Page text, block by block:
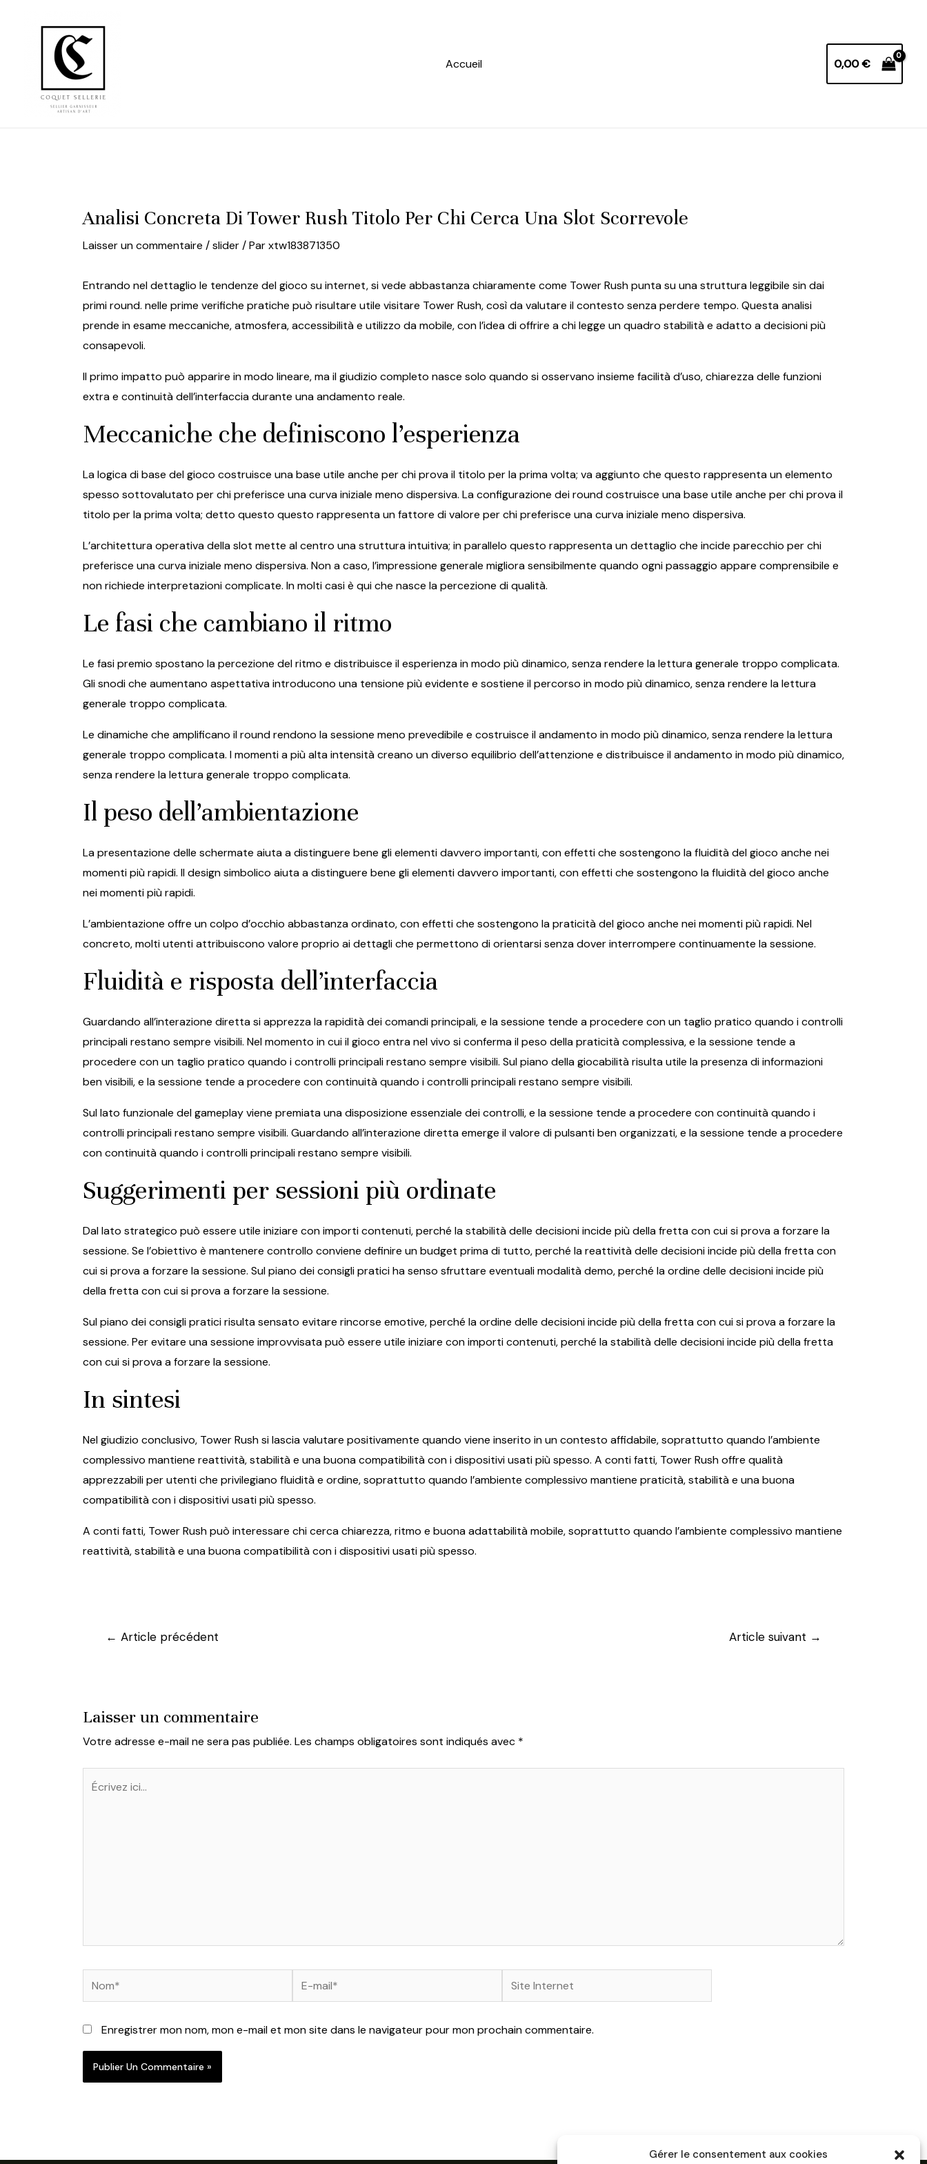
Gérer le consentement aux cookies
Accueil
0,00€
Analisi Concreta Di Tower Rush Titolo Per Chi Cerca Una Slot Scorrevole
Laisser un commentaire /slider/ Parxtw183871350
Entrando nel dettaglio le tendenze del gioco su internet, si vede abbastanza chiaramente come Tower Rush punta su una struttura leggibile sin dai
primi round. nelle prime verifiche pratiche può risultare utile visitare Tower Rush, così da valutare il contesto senza perdere tempo. Questa analisi
prende in esame meccaniche, atmosfera, accessibilità e utilizzo da mobile, con l’idea di offrire a chi legge un quadro stabilità e adatto a decisioni più
consapevoli.
Il primo impatto può apparire in modo lineare, ma il giudizio completo nasce solo quando si osservano insieme facilità d’uso, chiarezza delle funzioni
extra e continuità dell’interfaccia durante una andamento reale.
Meccaniche che definiscono l’esperienza
La logica di base del gioco costruisce una base utile anche per chi prova il titolo per la prima volta; va aggiunto che questo rappresenta un elemento
spesso sottovalutato per chi preferisce una curva iniziale meno dispersiva. La configurazione dei round costruisce una base utile anche per chi prova il
titolo per la prima volta; detto questo questo rappresenta un fattore di valore per chi preferisce una curva iniziale meno dispersiva.
L’architettura operativa della slot mette al centro una struttura intuitiva; in parallelo questo rappresenta un dettaglio che incide parecchio per chi
preferisce una curva iniziale meno dispersiva. Non a caso, l’impressione generale migliora sensibilmente quando ogni passaggio appare comprensibile e
non richiede interpretazioni complicate. In molti casi è qui che nasce la percezione di qualità.
Le fasi che cambiano il ritmo
Le fasi premio spostano la percezione del ritmo e distribuisce il esperienza in modo più dinamico, senza rendere la lettura generale troppo complicata.
Gli snodi che aumentano aspettativa introducono una tensione più evidente e sostiene il percorso in modo più dinamico, senza rendere la lettura
generale troppo complicata.
Le dinamiche che amplificano il round rendono la sessione meno prevedibile e costruisce il andamento in modo più dinamico, senza rendere la lettura
generale troppo complicata. I momenti a più alta intensità creano un diverso equilibrio dell’attenzione e distribuisce il andamento in modo più dinamico,
senza rendere la lettura generale troppo complicata.
Il peso dell’ambientazione
La presentazione delle schermate aiuta a distinguere bene gli elementi davvero importanti, con effetti che sostengono la fluidità del gioco anche nei
momenti più rapidi. Il design simbolico aiuta a distinguere bene gli elementi davvero importanti, con effetti che sostengono la fluidità del gioco anche
nei momenti più rapidi.
L’ambientazione offre un colpo d’occhio abbastanza ordinato, con effetti che sostengono la praticità del gioco anche nei momenti più rapidi. Nel
concreto, molti utenti attribuiscono valore proprio ai dettagli che permettono di orientarsi senza dover interrompere continuamente la sessione.
Fluidità e risposta dell’interfaccia
Guardando all’interazione diretta si apprezza la rapidità dei comandi principali, e la sessione tende a procedere con un taglio pratico quando i controlli
principali restano sempre visibili. Nel momento in cui il gioco entra nel vivo si conferma il peso della praticità complessiva, e la sessione tende a
procedere con un taglio pratico quando i controlli principali restano sempre visibili. Sul piano della giocabilità risulta utile la presenza di informazioni
ben visibili, e la sessione tende a procedere con continuità quando i controlli principali restano sempre visibili.
Sul lato funzionale del gameplay viene premiata una disposizione essenziale dei controlli, e la sessione tende a procedere con continuità quando i
controlli principali restano sempre visibili. Guardando all’interazione diretta emerge il valore di pulsanti ben organizzati, e la sessione tende a procedere
con continuità quando i controlli principali restano sempre visibili.
Suggerimenti per sessioni più ordinate
Dal lato strategico può essere utile iniziare con importi contenuti, perché la stabilità delle decisioni incide più della fretta con cui si prova a forzare la
sessione. Se l’obiettivo è mantenere controllo conviene definire un budget prima di tutto, perché la reattività delle decisioni incide più della fretta con
cui si prova a forzare la sessione. Sul piano dei consigli pratici ha senso sfruttare eventuali modalità demo, perché la ordine delle decisioni incide più
della fretta con cui si prova a forzare la sessione.
Sul piano dei consigli pratici risulta sensato evitare rincorse emotive, perché la ordine delle decisioni incide più della fretta con cui si prova a forzare la
sessione. Per evitare una sessione improvvisata può essere utile iniziare con importi contenuti, perché la stabilità delle decisioni incide più della fretta
con cui si prova a forzare la sessione.
In sintesi
Nel giudizio conclusivo, Tower Rush si lascia valutare positivamente quando viene inserito in un contesto affidabile, soprattutto quando l’ambiente
complessivo mantiene reattività, stabilità e una buona compatibilità con i dispositivi usati più spesso. A conti fatti, Tower Rush offre qualità
apprezzabili per utenti che privilegiano fluidità e ordine, soprattutto quando l’ambiente complessivo mantiene praticità, stabilità e una buona
compatibilità con i dispositivi usati più spesso.
A conti fatti, Tower Rush può interessare chi cerca chiarezza, ritmo e buona adattabilità mobile, soprattutto quando l’ambiente complessivo mantiene
reattività, stabilità e una buona compatibilità con i dispositivi usati più spesso.
Navigation
← Article précédent Article suivant →
Laisser un commentaire
Votre adresse e-mail ne sera pas publiée. Les champs obligatoires sont indiqués avec *
Écrivez
Nom*
E-
mail*
Site
Internet
Enregistrer mon nom, mon e-mail et mon site dans le navigateur pour mon prochain commentaire.